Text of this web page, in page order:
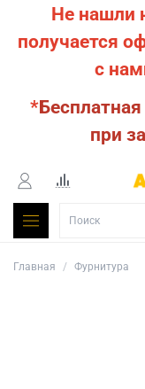
Не нашли
получается
с
*
при
Главная Фурнитура